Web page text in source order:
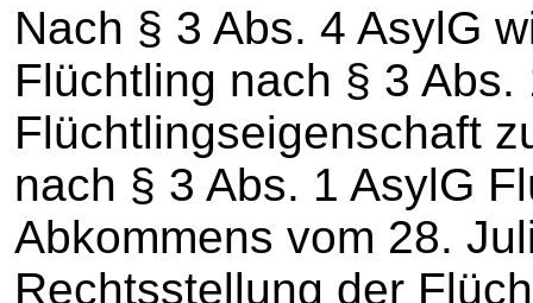
Nach § 3 Abs. 4 AsylG
Flüchtling nach § 3 Abs.
Flüchtlingseigenschaft
nach § 3 Abs. 1 AsylG
Abkommens vom 28.
Rechtsstellung der